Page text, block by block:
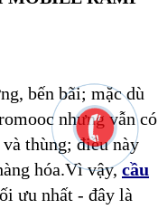
bến bãi; mặc dù
nhưng vẫn có
thùng; điều này
hóa.Vì vậy,cầu
ưu nhất - đây là